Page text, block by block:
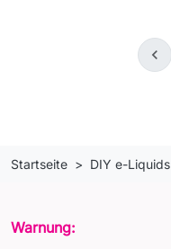

Startseite DIY e-Liquids
Warnung: